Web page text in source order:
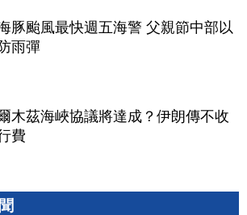
豚颱風最快週五海警 父親節中部以
雨彈
木茲海峽協議將達成？伊朗傳不收
費